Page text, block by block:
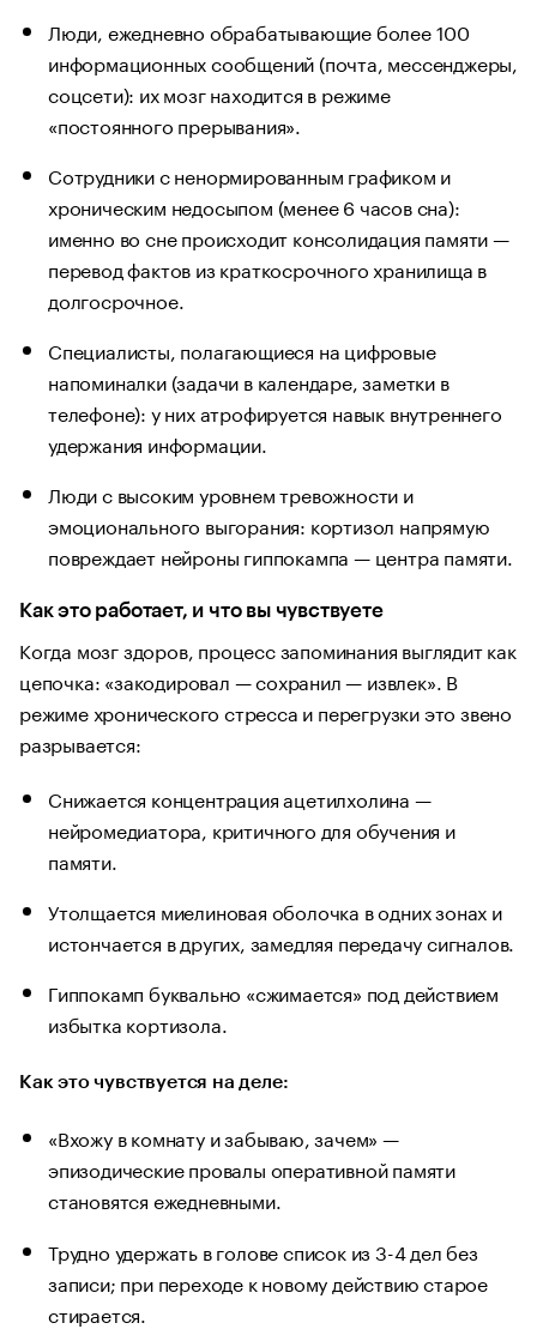
Люди, ежедневно обрабатывающие более 100
информационных сообщений (почта, мессенджеры,
соцсети): их мозг находится в режиме
«постоянного прерывания».
Сотрудники с ненормированным графиком и
хроническим недосыпом (менее 6 часов сна):
именно во сне происходит консолидация памяти —
перевод фактов из краткосрочного хранилища в
долгосрочное.
Специалисты, полагающиеся на цифровые
напоминалки (задачи в календаре, заметки в
телефоне): у них атрофируется навык внутреннего
удержания информации.
Люди с высоким уровнем тревожности и
эмоционального выгорания: кортизол напрямую
повреждает нейроны гиппокампа — центра памяти.
Как это работает, и что вы чувствуете
Когда мозг здоров, процесс запоминания выглядит как
цепочка: «закодировал — сохранил — извлек». В
режиме хронического стресса и перегрузки это звено
разрывается:
Снижается концентрация ацетилхолина —
нейромедиатора, критичного для обучения и
памяти.
Утолщается миелиновая оболочка в одних зонах и
истончается в других, замедляя передачу сигналов.
Гиппокамп буквально «сжимается» под действием
избытка кортизола.
Как это чувствуется на деле:
«Вхожу в комнату и забываю, зачем» —
эпизодические провалы оперативной памяти
становятся ежедневными.
Трудно удержать в голове список из 3-4 дел без
записи; при переходе к новому действию старое
стирается.